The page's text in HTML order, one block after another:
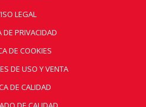
LEGAL
DE PRIVACIDAD
DE COOKIES
DE USO Y VENTA
DE CALIDAD